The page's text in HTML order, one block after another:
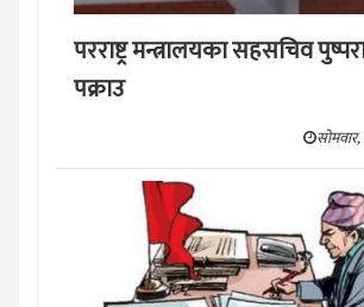
परराष्ट्र मन्त्रालयका सहसचिव
पक्राउ